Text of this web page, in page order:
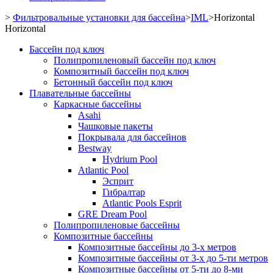
> Фильтровальные установки для бассейна>IML>Horizontal
Horizontal
Бассейн под ключ
Полипропиленовый бассейн под ключ
Композитный бассейн под ключ
Бетонный бассейн под ключ
Плавательные бассейны
Каркасные бассейны
Asahi
Чашковые пакеты
Покрывала для бассейнов
Bestway
Hydrium Pool
Atlantic Pool
Эсприт
Гибралтар
Atlantic Pools Esprit
GRE Dream Pool
Полипропиленовые бассейны
Композитные бассейны
Композитные бассейны до 3-х метров
Композитные бассейны от 3-х до 5-ти метров
Композитные бассейны от 5-ти до 8-ми